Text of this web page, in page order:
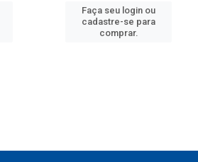
Faça seu login ou
cadastre-se para
comprar.